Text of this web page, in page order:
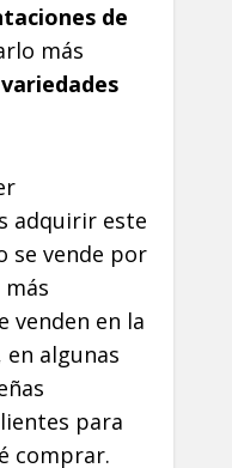
de
más
variedades
adquirir este
se vende por
venden en la
algunas
para
comprar.